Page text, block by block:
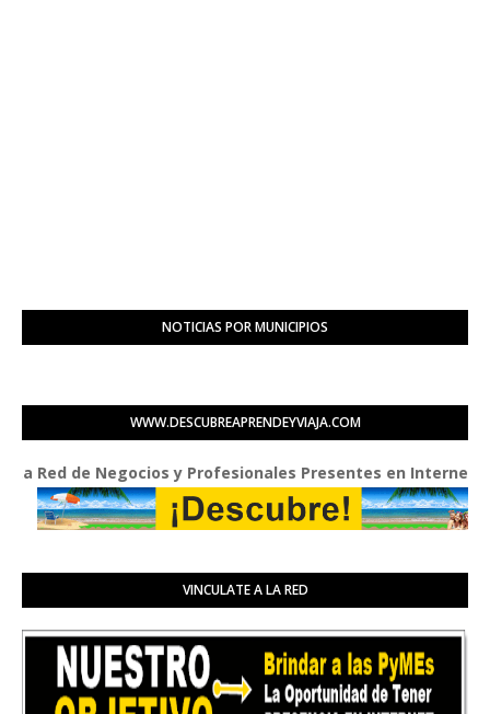
NOTICIAS POR MUNICIPIOS
WWW.DESCUBREAPRENDEYVIAJA.COM
de Negocios y Profesionales Presentes en Internet
VINCULATE A LA RED